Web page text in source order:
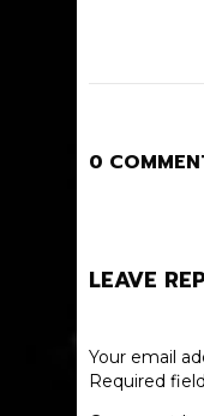
0
LEAVE
Your email
Required